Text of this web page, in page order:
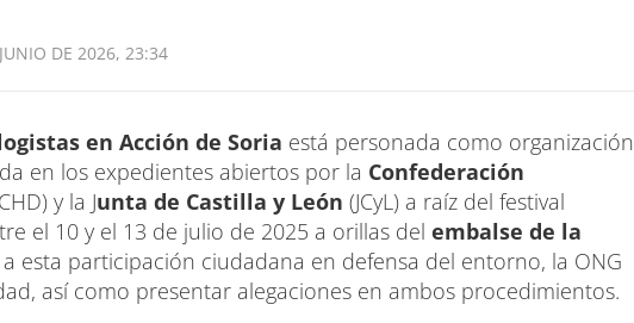
DE 2026, 23:34
en Acción de Soria está personada como organización
en los expedientes abiertos por la Confederación
y la Junta de Castilla y León (JCyL) a raíz del festival
el 10 y el 13 de julio de 2025 a orillas del embalse de la
a esta participación ciudadana en defensa del entorno, la ONG
así como presentar alegaciones en ambos procedimientos.